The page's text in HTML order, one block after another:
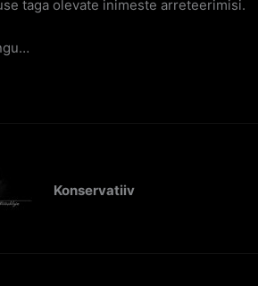
taga olevate inimeste arreteerimisi.
Konservatiiv